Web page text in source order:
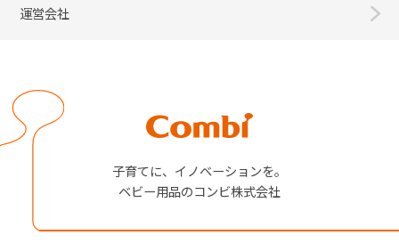
運営会社
子育てに、イノベーションを。
ベビー用品のコンビ株式会社